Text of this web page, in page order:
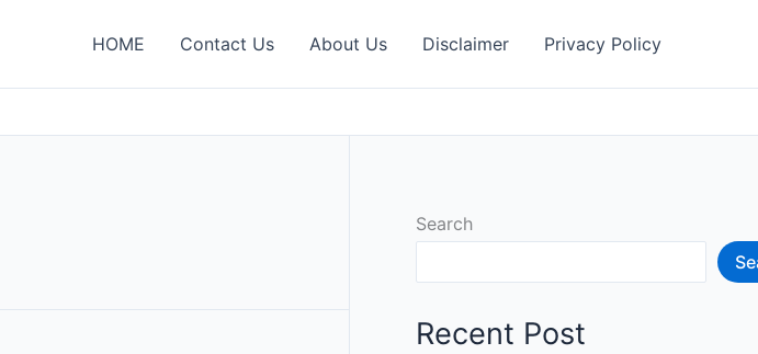
HOME Contact Us About Us Disclaimer Privacy Policy
Search
Recent Post